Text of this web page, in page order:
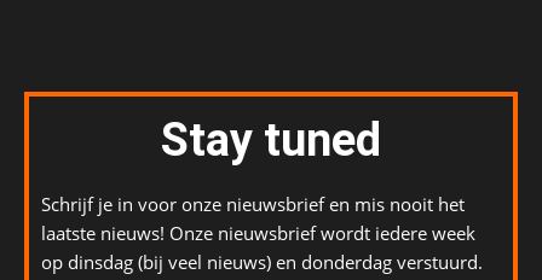
Stay tuned
Schrijf je in voor onze nieuwsbrief en mis nooit het
laatste nieuws! Onze nieuwsbrief wordt iedere week
op dinsdag (bij veel nieuws) en donderdag verstuurd.